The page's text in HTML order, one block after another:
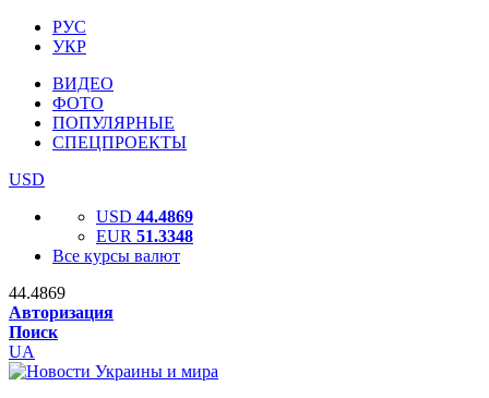
РУС
УКР
ВИДЕО
ФОТО
ПОПУЛЯРНЫЕ
СПЕЦПРОЕКТЫ
USD
USD 44.4869
EUR 51.3348
Все курсы валют
44.4869
Авторизация
Поиск
UA